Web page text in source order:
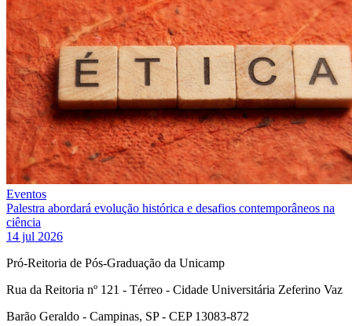
Eventos
Palestra abordará evolução histórica e desafios contemporâneos na
ciência
14 jul 2026
Pró-Reitoria de Pós-Graduação da Unicamp
Rua da Reitoria nº 121 - Térreo - Cidade Universitária Zeferino Vaz
Barão Geraldo - Campinas, SP - CEP 13083-872